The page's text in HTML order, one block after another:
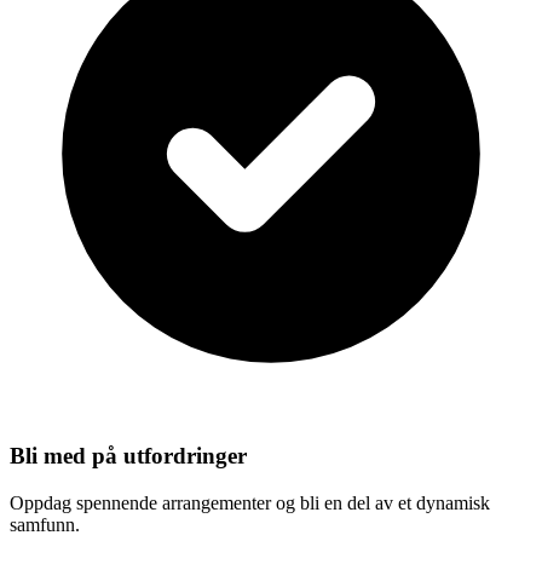
Bli med på utfordringer
Oppdag spennende arrangementer og bli en del av et dynamisk
samfunn.